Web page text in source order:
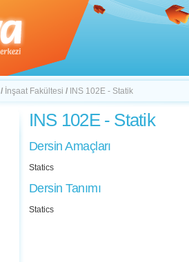
/ İnşaat Fakültesi / INS 102E - Statik
INS 102E - Statik
Dersin Amaçları
Statics
Dersin Tanımı
Statics